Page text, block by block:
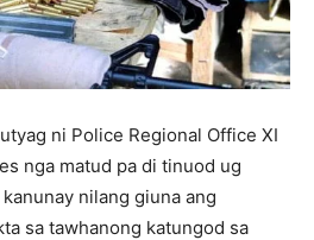
ni Police Regional Office XI
nga matud pa di tinuod ug
nilang giuna ang
sa tawhanong katungod sa